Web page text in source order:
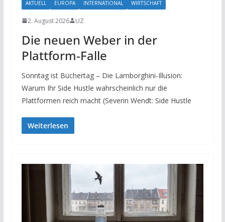
AKTUELL EUROPA INTERNATIONAL WIRTSCHAFT
2. August 2026 UZ
Die neuen Weber in der
Plattform-Falle
Sonntag ist Büchertag – Die Lamborghini-Illusion:
Warum Ihr Side Hustle wahrscheinlich nur die
Plattformen reich macht (Severin Wendt: Side Hustle
Weiterlesen